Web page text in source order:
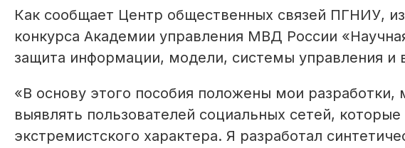
Как сообщает Центр общественных связей ПГНИУ,
конкурса Академии управления МВД России
защита информации, модели, системы управления и
«В основу этого пособия положены мои
выявлять пользователей социальных сетей,
экстремистского характера. Я разработал